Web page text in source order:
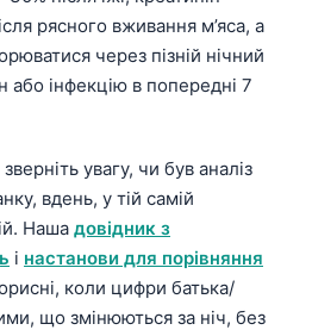
рясного вживання м’яса, а
через пізній нічний
або інфекцію в попередні 7
увагу, чи був аналіз
вдень, у тій самій
Наша довідник з
і настанови для порівняння
коли цифри батька/
що змінюються за ніч, без